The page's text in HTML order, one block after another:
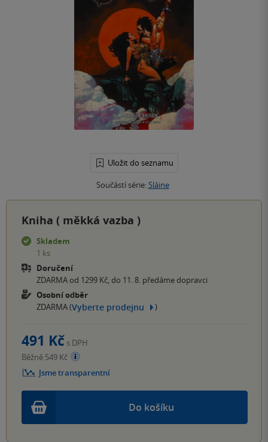
Uložit do seznamu
Součástí série:Sláine
Kniha ( měkká vazba )
Skladem
1 ks
Doručení
ZDARMA od 1299 Kč, do 11. 8. předáme dopravci
Osobní odběr
ZDARMA (Vyberte prodejnu )
Do košíku
491 Kč s DPH
Běžně 549 Kč
Jsme transparentní